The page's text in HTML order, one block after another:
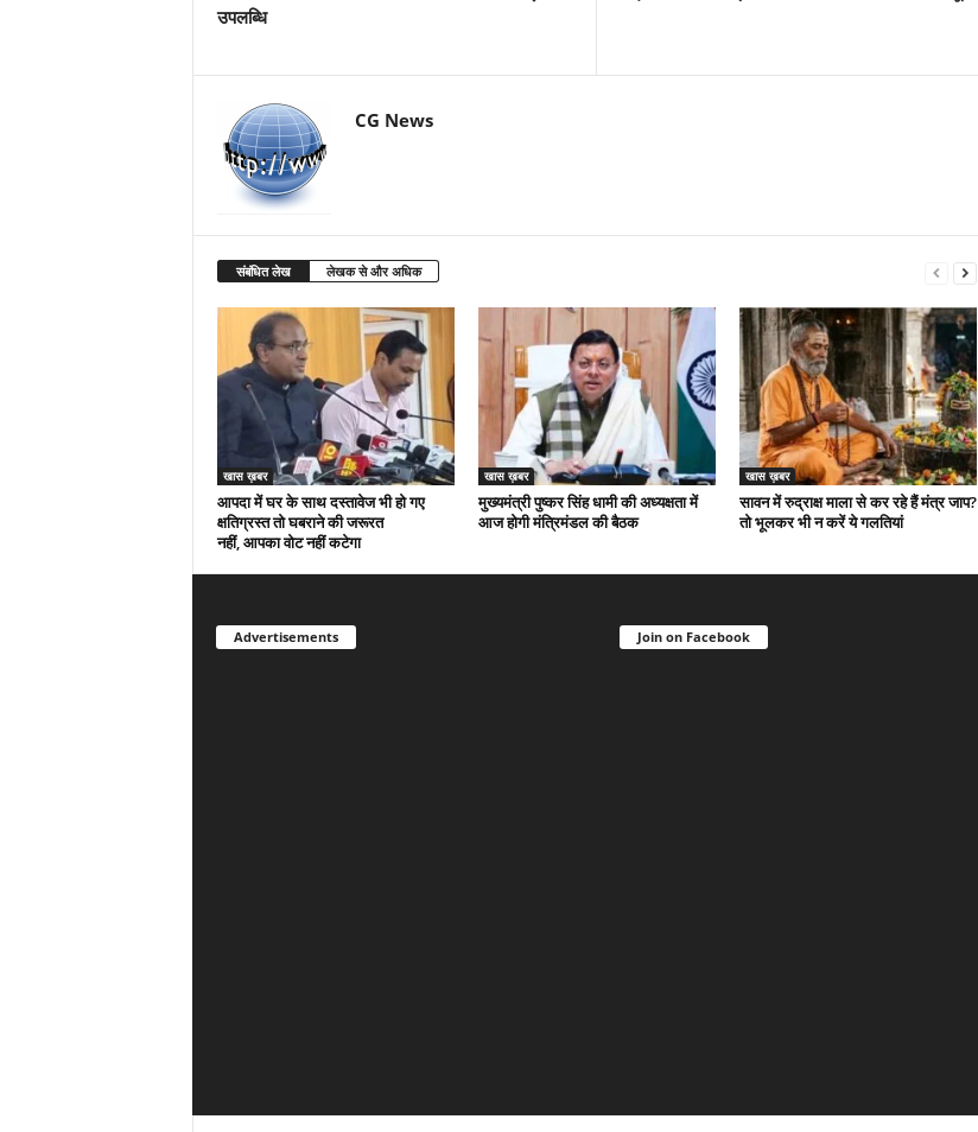
उपलब्धि
CG News
संबंधित लेख लेखक से और अधिक
खास ख़बर
आपदा में घर के साथ दस्तावेज भी हो गए
क्षतिग्रस्त तो घबराने की जरूरत
नहीं, आपका वोट नहीं कटेगा
खास ख़बर
मुख्यमंत्री पुष्कर सिंह धामी की अध्यक्षता में
आज होगी मंत्रिमंडल की बैठक
खास ख़बर
सावन में रुद्राक्ष माला से कर रहे हैं मंत्र जाप?
तो भूलकर भी न करें ये गलतियां
Advertisements Join on Facebook